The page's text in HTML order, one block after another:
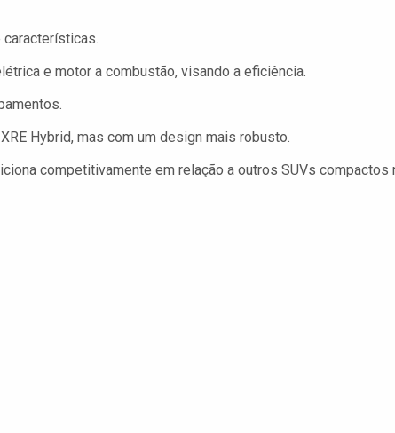
e motor a combustão, visando a eficiência.
Hybrid, mas com um design mais robusto.
competitivamente em relação a outros SUVs compactos